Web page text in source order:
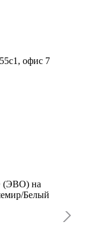
офис 7
(ЭВО) на
Белый